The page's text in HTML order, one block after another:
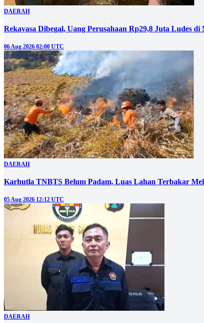
DAERAH
Rekayasa Dibegal, Uang Perusahaan Rp29,8 Juta Ludes di
06 Aug 2026 02:00 UTC
DAERAH
Karhutla TNBTS Belum Padam, Luas Lahan Terbakar
05 Aug 2026 12:12 UTC
DAERAH